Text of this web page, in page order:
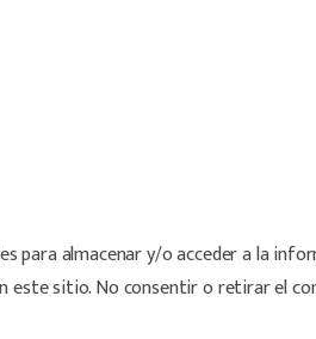
para almacenar y/o acceder a la
este sitio. No consentir o retirar el